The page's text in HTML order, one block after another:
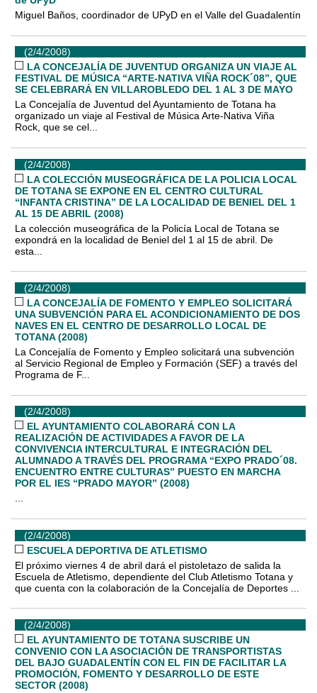
Miguel Baños, coordinador de UPyD en el Valle del Guadalentín
(2/4/2008)
LA CONCEJALÍA DE JUVENTUD ORGANIZA UN VIAJE AL
FESTIVAL DE MÚSICA “ARTE-NATIVA VIÑA ROCK´08”, QUE
SE CELEBRARÁ EN VILLAROBLEDO DEL 1 AL 3 DE MAYO
La Concejalía de Juventud del Ayuntamiento de Totana ha
organizado un viaje al Festival de Música Arte-Nativa Viña
Rock, que se cel...
(2/4/2008)
LA COLECCIÓN MUSEOGRÁFICA DE LA POLICIA LOCAL
DE TOTANA SE EXPONE EN EL CENTRO CULTURAL
“INFANTA CRISTINA” DE LA LOCALIDAD DE BENIEL DEL 1
AL 15 DE ABRIL (2008)
La colección museográfica de la Policía Local de Totana se
expondrá en la localidad de Beniel del 1 al 15 de abril. De
esta...
(2/4/2008)
LA CONCEJALÍA DE FOMENTO Y EMPLEO SOLICITARÁ
UNA SUBVENCIÓN PARA EL ACONDICIONAMIENTO DE DOS
NAVES EN EL CENTRO DE DESARROLLO LOCAL DE
TOTANA (2008)
La Concejalía de Fomento y Empleo solicitará una subvención
al Servicio Regional de Empleo y Formación (SEF) a través del
Programa de F...
(2/4/2008)
EL AYUNTAMIENTO COLABORARÁ CON LA
REALIZACIÓN DE ACTIVIDADES A FAVOR DE LA
CONVIVENCIA INTERCULTURAL E INTEGRACIÓN DEL
ALUMNADO A TRAVÉS DEL PROGRAMA “EXPO PRADO´08.
ENCUENTRO ENTRE CULTURAS” PUESTO EN MARCHA
POR EL IES “PRADO MAYOR” (2008)
...
(2/4/2008)
ESCUELA DEPORTIVA DE ATLETISMO
El próximo viernes 4 de abril dará el pistoletazo de salida la
Escuela de Atletismo, dependiente del Club Atletismo Totana y
que cuenta con la colaboración de la Concejalía de Deportes ...
(2/4/2008)
EL AYUNTAMIENTO DE TOTANA SUSCRIBE UN
CONVENIO CON LA ASOCIACIÓN DE TRANSPORTISTAS
DEL BAJO GUADALENTÍN CON EL FIN DE FACILITAR LA
PROMOCIÓN, FOMENTO Y DESARROLLO DE ESTE
SECTOR (2008)